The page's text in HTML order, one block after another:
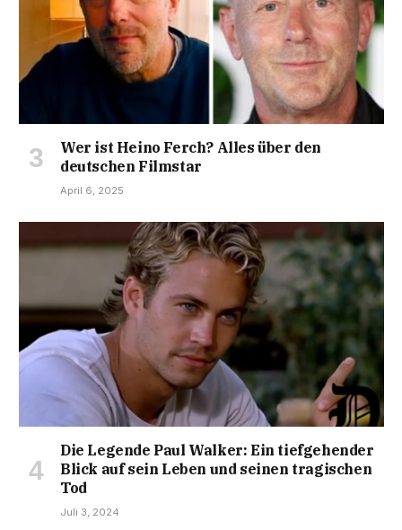
Wer ist Heino Ferch? Alles über den
deutschen Filmstar
April 6, 2025
Die Legende Paul Walker: Ein tiefgehender
Blick auf sein Leben und seinen tragischen
Tod
Juli 3, 2024